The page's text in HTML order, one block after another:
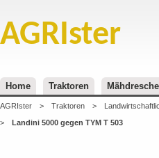
AGRIster
Home Traktoren
AGRIster > Traktoren >
>
Landini 5000 gegen TYM T 503